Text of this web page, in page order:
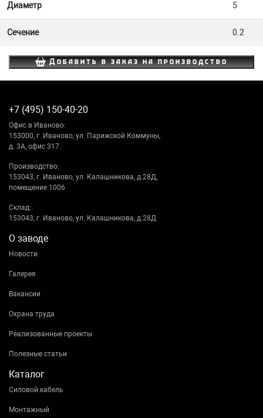
Диаметр 5
Сечение 0.2
Добавить в заказ на производство
+7 (495) 150-40-20
Офис в Иваново:
153000, г. Иваново, ул. Парижской Коммуны,
д. 3А, офис 317.
Производство:
153043, г. Иваново, ул. Калашникова, д.28Д,
помещение 1006
Склад::
153043, г. Иваново, ул. Калашникова, д.28Д
О заводе
Новости
Галерея
Вакансии
Охрана труда
Реализованные проекты
Полезные статьи
Каталог
Силовой кабель
Монтажный